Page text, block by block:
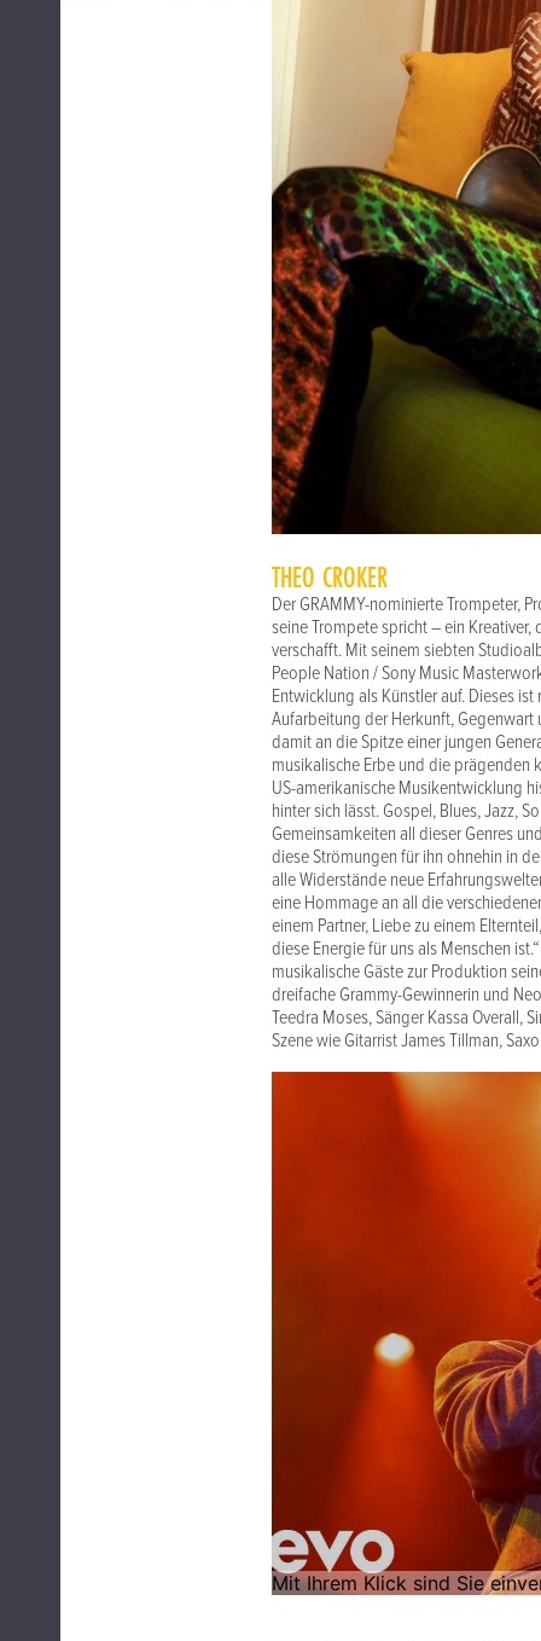
THEO CROKER
Der GRAMMY-nominierte Trompeter,
seine Trompete spricht – ein
verschafft. Mit seinem siebten
People Nation / Sony Music
Entwicklung als Künstler auf. Dieses
Aufarbeitung der Herkunft, Gegenwart
damit an die Spitze einer jungen
musikalische Erbe und die prägenden
US-amerikanische Musikentwicklung
hinter sich lässt. Gospel, Blues, Jazz,
Gemeinsamkeiten all dieser Genres
diese Strömungen für ihn ohnehin in
alle Widerstände neue
eine Hommage an all die
einem Partner, Liebe zu einem
diese Energie für uns als Menschen
musikalische Gäste zur Produktion
dreifache Grammy-Gewinnerin und
Teedra Moses, Sänger Kassa Overall,
Szene wie Gitarrist James Tillman,